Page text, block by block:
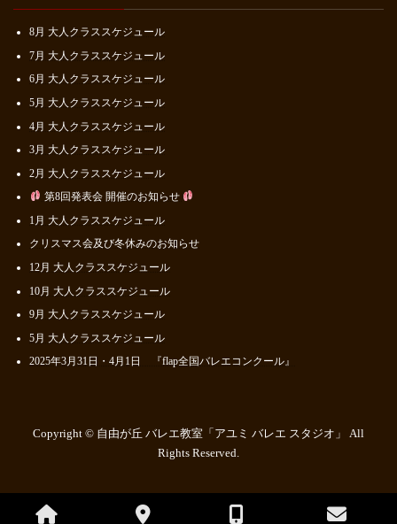
8月 大人クラススケジュール
7月 大人クラススケジュール
6月 大人クラススケジュール
5月 大人クラススケジュール
4月 大人クラススケジュール
3月 大人クラススケジュール
2月 大人クラススケジュール
第8回発表会 開催のお知らせ
1月 大人クラススケジュール
クリスマス会及び冬休みのお知らせ
12月 大人クラススケジュール
10月 大人クラススケジュール
9月 大人クラススケジュール
5月 大人クラススケジュール
2025年3月31日・4月1日 『flap全国バレエコンクール』
Copyright © 自由が丘 バレエ教室「アユミ バレエ スタジオ」 All
Rights Reserved.